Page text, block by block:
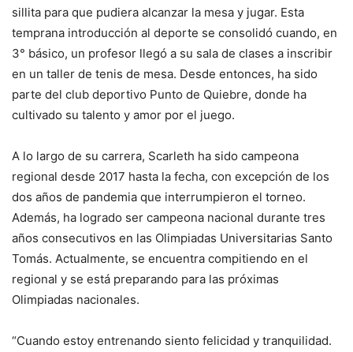
sillita para que pudiera alcanzar la mesa y jugar. Esta
temprana introducción al deporte se consolidó cuando, en
3° básico, un profesor llegó a su sala de clases a inscribir
en un taller de tenis de mesa. Desde entonces, ha sido
parte del club deportivo Punto de Quiebre, donde ha
cultivado su talento y amor por el juego.
A lo largo de su carrera, Scarleth ha sido campeona
regional desde 2017 hasta la fecha, con excepción de los
dos años de pandemia que interrumpieron el torneo.
Además, ha logrado ser campeona nacional durante tres
años consecutivos en las Olimpiadas Universitarias Santo
Tomás. Actualmente, se encuentra compitiendo en el
regional y se está preparando para las próximas
Olimpiadas nacionales.
“Cuando estoy entrenando siento felicidad y tranquilidad.